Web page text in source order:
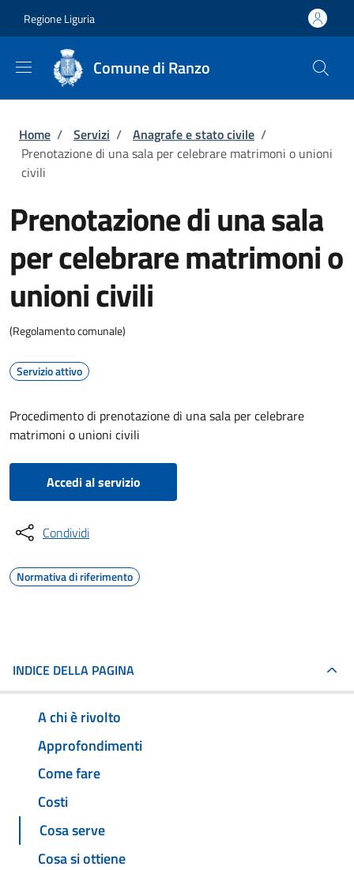
Regione Liguria
Comune di Ranzo
Briciole di pane
Home / Servizi / Anagrafe e stato civile /
Prenotazione di una sala per celebrare matrimoni o unioni
civili
Prenotazione di una sala
per celebrare matrimoni o
unioni civili
(Regolamento comunale)
Servizio attivo
Procedimento di prenotazione di una sala per celebrare
matrimoni o unioni civili
Accedi al servizio
Condividi
Normativa di riferimento
INDICE DELLA PAGINA
A chi è rivolto
Approfondimenti
Come fare
Costi
Cosa serve
Cosa si ottiene